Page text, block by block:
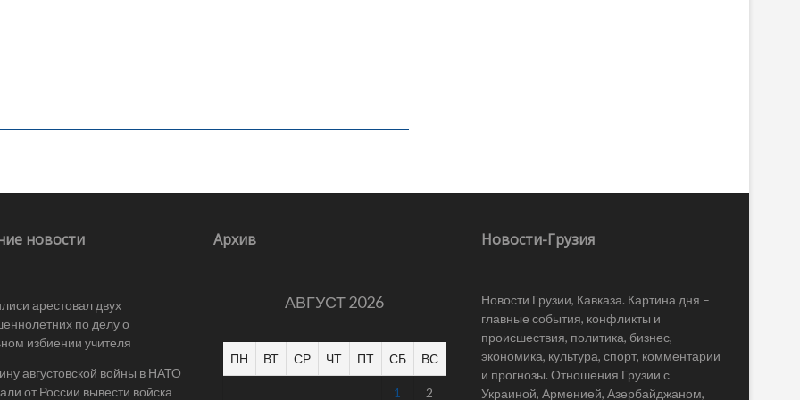
новости
арестовал двух
по делу о
избиении учителя
августовской войны в НАТО
от России вывести войска
Архив
АВГУСТ 2026
ПН ВТ СР ЧТ ПТ СБ ВС
1 2
Новости-Грузия
Новости Грузии, Кавказа. Картина дня –
главные события, конфликты и
происшествия, политика, бизнес,
экономика, культура, спорт, комментарии
и прогнозы. Отношения Грузии с
Украиной, Арменией, Азербайджаном,